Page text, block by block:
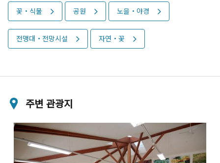
꽃・식물 공원 노을・야경
전맹대・전망시설 자연・꽃
주변 관광지